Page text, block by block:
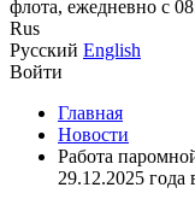
флота, ежедневно с
Rus
Русский English
Войти
Главная
Новости
Работа
29.12.2025 года